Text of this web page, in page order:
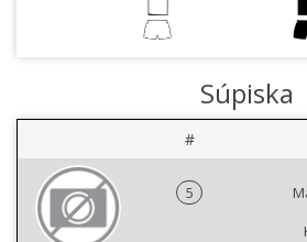
Súpiska
#
5